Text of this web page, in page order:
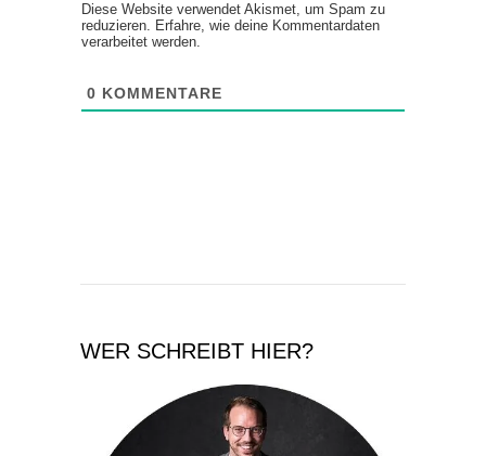
Diese Website verwendet Akismet, um Spam zu
reduzieren. Erfahre, wie deine Kommentardaten
verarbeitet werden.
0 KOMMENTARE
WER SCHREIBT HIER?